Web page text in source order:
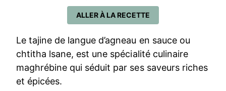
ALLER À LA RECETTE
Le tajine de langue d’agneau en sauce ou
chtitha lsane, est une spécialité culinaire
maghrébine qui séduit par ses saveurs riches
et épicées.